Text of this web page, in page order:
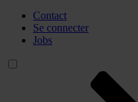
Contact
Se connecter
Jobs